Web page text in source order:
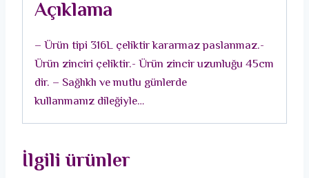
Yıldız
Kadın
Kolye
adet
Açıklama
– Ürün tipi 316L çeliktir kararmaz paslanmaz.-
Ürün zinciri çeliktir.- Ürün zincir uzunluğu 45cm
dir. – Sağlıklı ve mutlu günlerde
kullanmanız dileğiyle…
İlgili ürünler